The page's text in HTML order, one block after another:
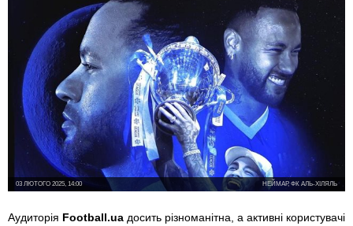
НЕЙМАР, ФК АЛЬ-ХІЛЯЛЬ
03 ЛЮТОГО 2025, 14:00
Аудиторія Football.ua досить різноманітна, а активні користувачі